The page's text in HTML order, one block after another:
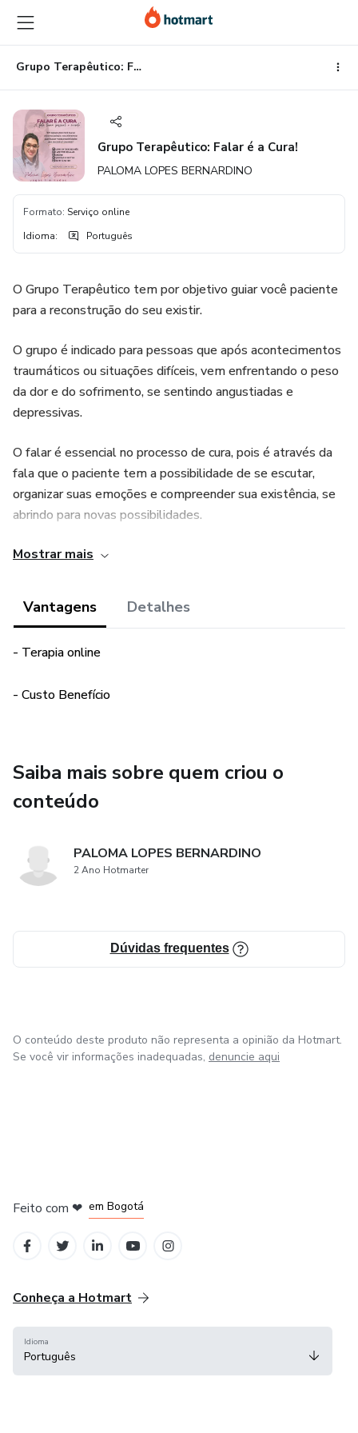
para
o
conteúdo
principal
para
o
pagamento
para
o
rodapé
Grupo Terapêutico: Falar é a Cura!
Grupo Terapêutico: Falar é a Cura!
PALOMA LOPES BERNARDINO
Formato: Serviço online
Idioma: Português
O Grupo Terapêutico tem por objetivo guiar você paciente
para a reconstrução do seu existir.
O grupo é indicado para pessoas que após acontecimentos
traumáticos ou situações difíceis, vem enfrentando o peso
da dor e do sofrimento, se sentindo angustiadas e
depressivas.
O falar é essencial no processo de cura, pois é através da
fala que o paciente tem a possibilidade de se escutar,
organizar suas emoções e compreender sua existência, se
abrindo para novas possibilidades.
E o grupo auxilia nesse processo, pois o compartilhar
Mostrar mais
Vantagens Detalhes
- Terapia online
- Custo Benefício
Saiba mais sobre quem criou o
conteúdo
PALOMA LOPES BERNARDINO
2 Ano Hotmarter
Dúvidas frequentes
O conteúdo deste produto não representa a opinião da Hotmart.
Se você vir informações inadequadas, denuncie aqui
Feito com ❤ em Bogotá
Conheça a Hotmart
Idioma
Português